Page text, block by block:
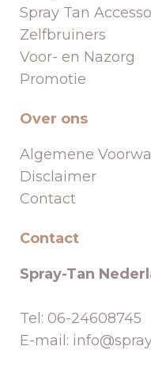
Spray Tan
Zelfbruiners
Voor- en Nazorg
Promotie
Over ons
Algemene
Disclaimer
Contact
Contact
Spray-Tan
Tel: 06-24608745
E-mail: